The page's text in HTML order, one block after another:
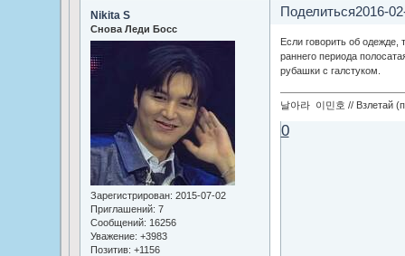
Поделиться2016-
Nikita S
Снова Леди Босс
Зарегистрирован: 2015-07-02
Приглашений: 7
Сообщений: 16256
Уважение: +3983
Позитив: +1156
Если говорить об одежде,
раннего периода
рубашки с галстуком.
날아라 이민호 // Взлетай
0